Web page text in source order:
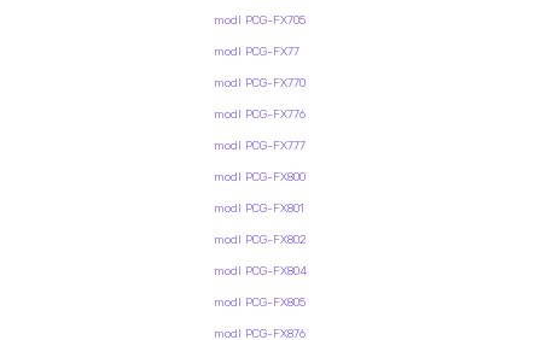
modl PCG-FX705
modl PCG-FX77
modl PCG-FX770
modl PCG-FX776
modl PCG-FX777
modl PCG-FX800
modl PCG-FX801
modl PCG-FX802
modl PCG-FX804
modl PCG-FX805
modl PCG-FX876